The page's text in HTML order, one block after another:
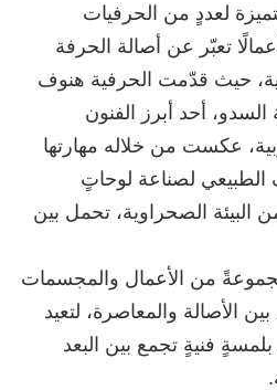
لعددٍ من الحرفيات
تعبّر عن أصالة الحرفة
حيث قدّمت الحرفية هنوف
أحد أبرز الفنون
عكست من خلاله مهارتها
لصناعة لوحاتٍ
البيئة الصحراوية، تحمل بين
من الأعمال والمجسمات
الأصالة والمعاصرة، لتعيد
فنيةٍ تجمع بين البعد